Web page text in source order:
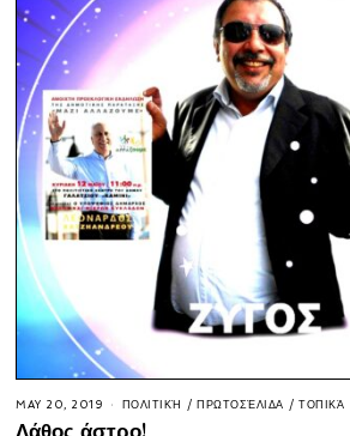
MAY 20, 2019 ΠΟΛΙΤΙΚΉ / ΠΡΩΤΟΣΈΛΙΔΑ / ΤΟΠΙΚΆ